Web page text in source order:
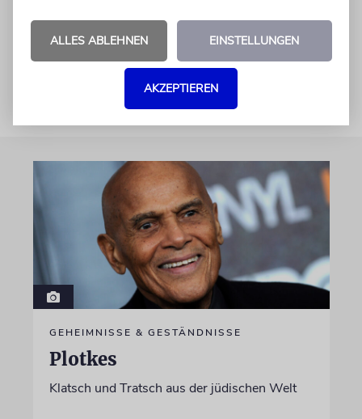
Ab 29. August im Kino
GEHEIMNISSE & GESTÄNDNISSE
Plotkes
Klatsch und Tratsch aus der jüdischen Welt
ALLES ABLEHNEN EINSTELLUNGEN
AKZEPTIEREN